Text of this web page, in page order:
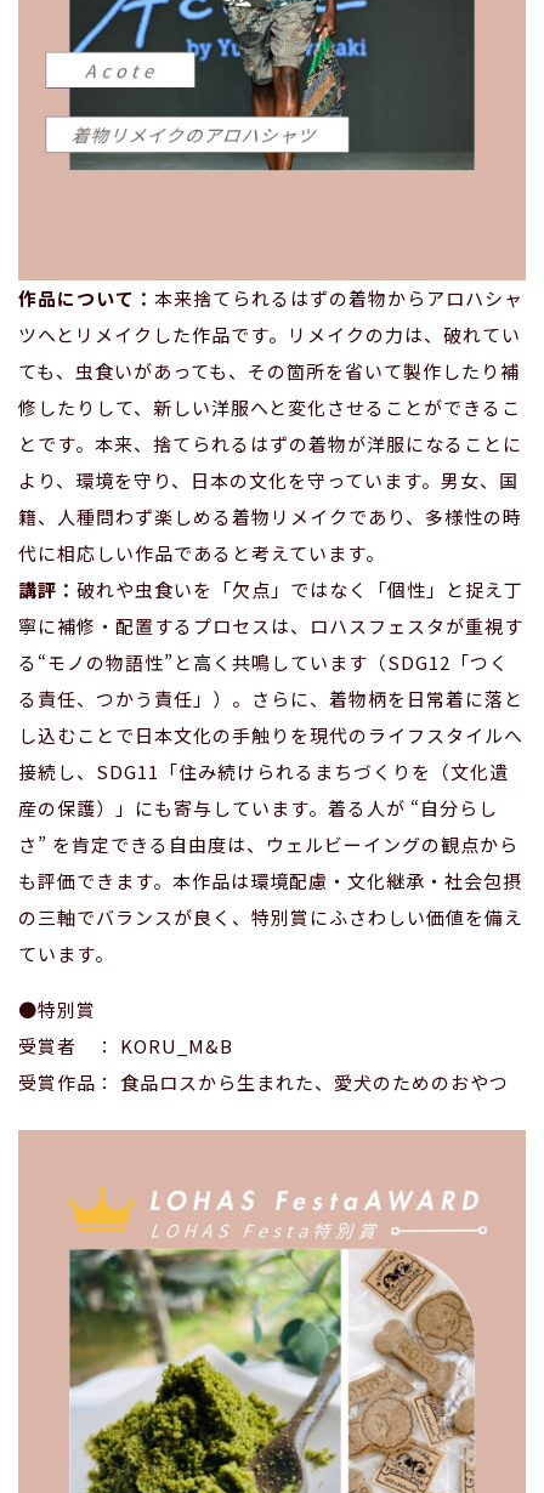
作品について： 本来捨てられるはずの着物からアロハシャ
ツへとリメイクした作品です。リメイクの力は、破れてい
ても、虫食いがあっても、その箇所を省いて製作したり補
修したりして、新しい洋服へと変化させることができるこ
とです。本来、捨てられるはずの着物が洋服になることに
より、環境を守り、日本の文化を守っています。男女、国
籍、人種問わず楽しめる着物リメイクであり、多様性の時
代に相応しい作品であると考えています。
講評： 破れや虫食いを「欠点」ではなく「個性」と捉え丁
寧に補修・配置するプロセスは、ロハスフェスタが重視す
る“モノの物語性”と高く共鳴しています（SDG12「つく
る責任、つかう責任」）。さらに、着物柄を日常着に落と
し込むことで日本文化の手触りを現代のライフスタイルへ
接続し、SDG11「住み続けられるまちづくりを（文化遺
産の保護）」にも寄与しています。着る人が “自分らし
さ” を肯定できる自由度は、ウェルビーイングの観点から
も評価できます。本作品は環境配慮・文化継承・社会包摂
の三軸でバランスが良く、特別賞にふさわしい価値を備え
ています。
●特別賞
受賞者 ： KORU_M&B
受賞作品： 食品ロスから生まれた、愛犬のためのおやつ